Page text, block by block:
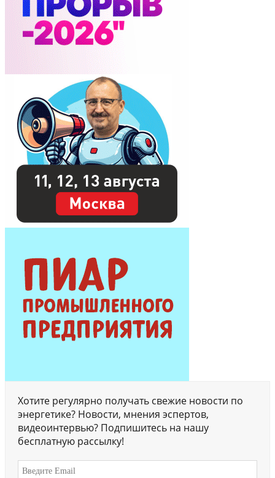
Хотите регулярно получать свежие новости по
энергетике? Новости, мнения эспертов,
видеоинтервью? Подпишитесь на нашу
бесплатную рассылку!